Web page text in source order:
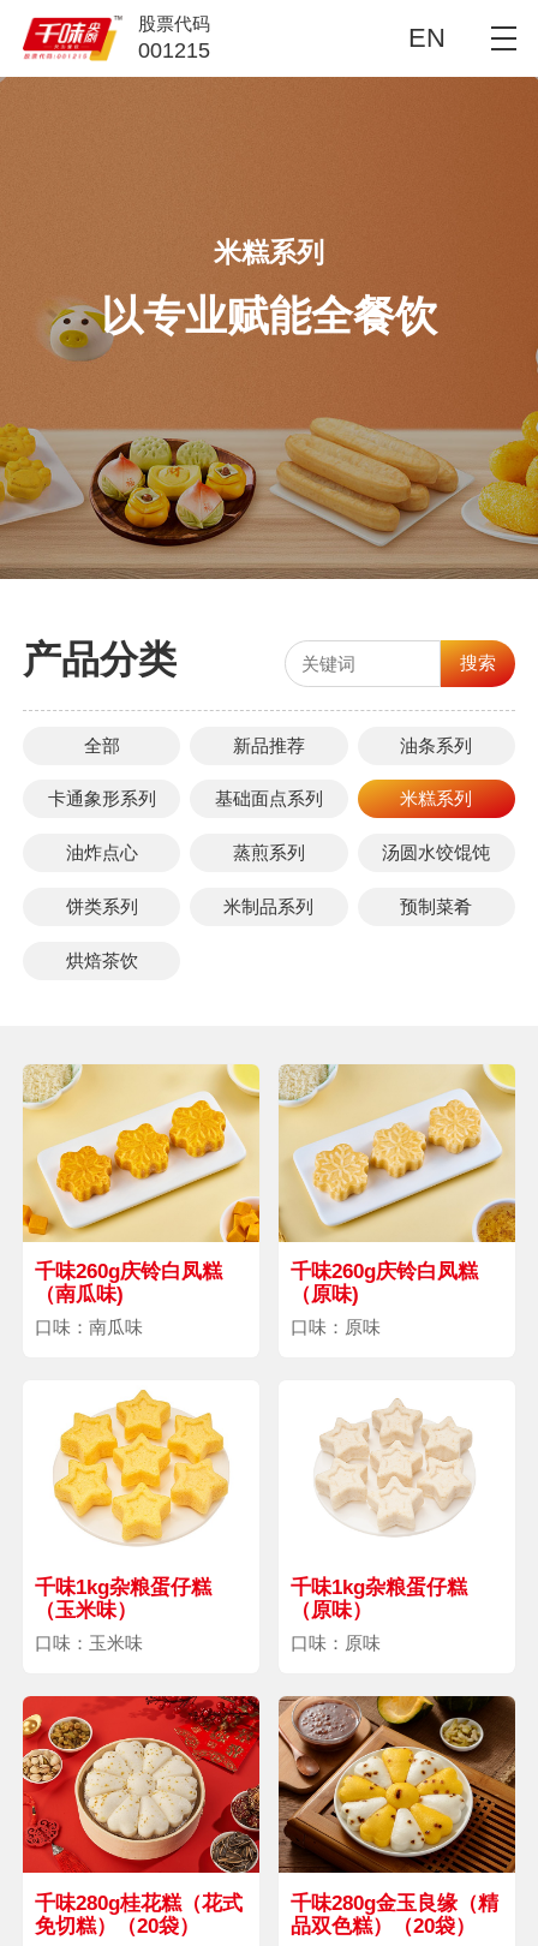
股票代码
001215 EN
米糕系列
以专业赋能全餐饮
产品分类 搜索
全部 新品推荐 油条系列
卡通象形系列 基础面点系列 米糕系列
油炸点心 蒸煎系列 汤圆水饺馄饨
饼类系列 米制品系列 预制菜肴
烘焙茶饮
千味260g庆铃白凤糕
（南瓜味)
口味：南瓜味
千味260g庆铃白凤糕
（原味)
口味：原味
千味1kg杂粮蛋仔糕
（玉米味）
口味：玉米味
千味1kg杂粮蛋仔糕
（原味）
口味：原味
千味280g桂花糕（花式
免切糕）（20袋）
千味280g金玉良缘（精
品双色糕）（20袋）